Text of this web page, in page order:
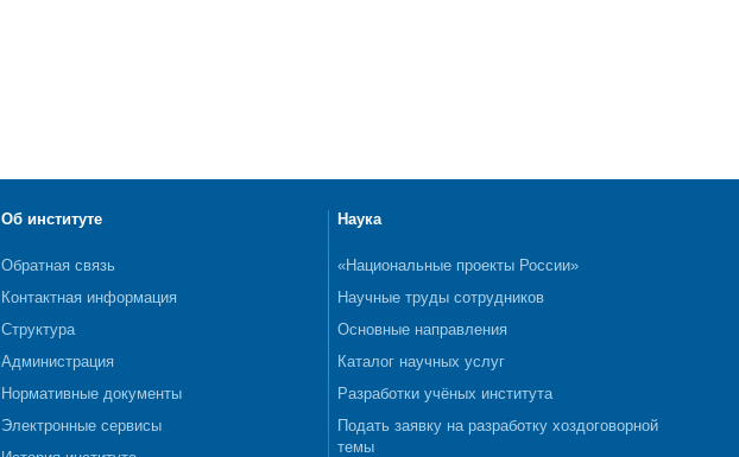
Об институте
Обратная связь
Контактная информация
Структура
Администрация
Нормативные документы
Электронные сервисы
Наука
«Национальные проекты России»
Научные труды сотрудников
Основные направления
Каталог научных услуг
Разработки учёных института
Подать заявку на разработку хоздоговорной
темы